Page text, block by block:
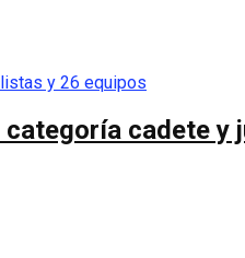
cadete